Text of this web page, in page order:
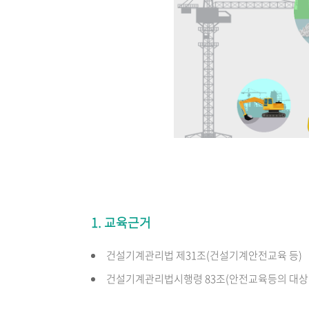
1. 교육근거
건설기계관리법 제31조(건설기계안전교육 등)
건설기계관리법시행령 83조(안전교육등의 대